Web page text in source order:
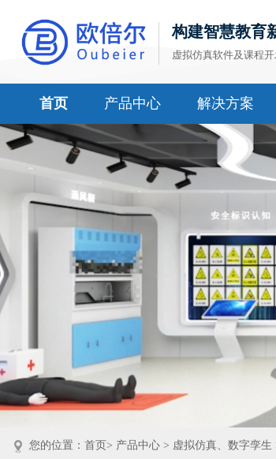
构建智慧教育
虚拟仿真软件及课程开
首页 产品中心 解决方案
您的位置： 首页 > 产品中心 > 虚拟仿真、数字孪生